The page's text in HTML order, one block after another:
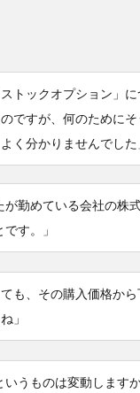
ストックオプション」
ですが、何のために
く分かりませんでした
が勤めている会社の株
す。」
ても、その購入価格か
」
いうものは変動します